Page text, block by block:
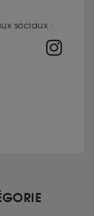
sociaux :